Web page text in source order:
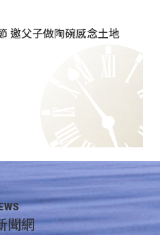
邀父子做陶碗感念土地
聞網